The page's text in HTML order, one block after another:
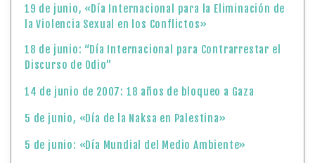
19 de junio, «Día Internacional para la Eliminación de
la Violencia Sexual en los Conflictos»
18 de junio: “Día Internacional para Contrarrestar el
Discurso de Odio”
14 de junio de 2007: 18 años de bloqueo a Gaza
5 de junio, «Día de la Naksa en Palestina»
5 de junio: «Día Mundial del Medio Ambiente»